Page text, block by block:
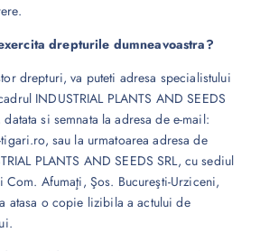
drepturile dumneavoastra?
drepturi, va puteti adresa specialistului
INDUSTRIAL PLANTS AND SEEDS
si semnata la adresa de e-mail:
sau la urmatoarea adresa de
PLANTS AND SEEDS SRL, cu sediul
Com. Afumaţi, Şos. Bucureşti-Urziceni,
atasa o copie lizibila a actului de